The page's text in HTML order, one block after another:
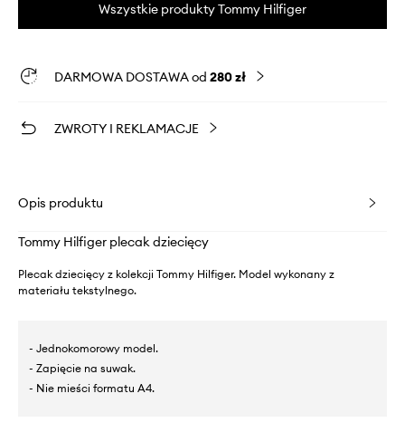
Wszystkie produkty Tommy Hilfiger
DARMOWA DOSTAWA od 280 zł
ZWROTY I REKLAMACJE
Opis produktu
Tommy Hilfiger plecak dziecięcy
Plecak dziecięcy z kolekcji Tommy Hilfiger. Model wykonany z
materiału tekstylnego.
- Jednokomorowy model.
- Zapięcie na suwak.
- Nie mieści formatu A4.